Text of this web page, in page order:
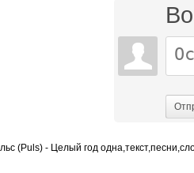
(Puls) - Целый год